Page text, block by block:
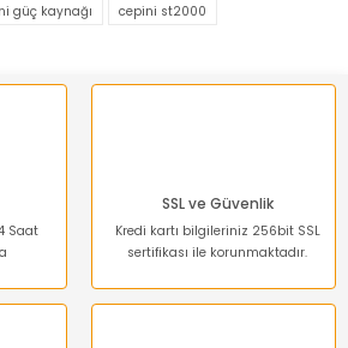
bozuk veya görüntülenemiyor.
bulunuyor.
güç kaynağı cepini st2000
Saat
SSL ve Güvenlik
Kredi kartı bilgileriniz 256bit SSL
sertifikası ile korunmaktadır.